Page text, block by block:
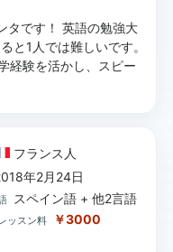
タです！ 英語の勉強大
と1人では難しいです。
経験を活かし、スピー
フランス 人
年2月24日
スペイン語 + 他2言語
ッスン料 ￥3000